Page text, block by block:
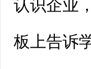
认识企业
板上告诉